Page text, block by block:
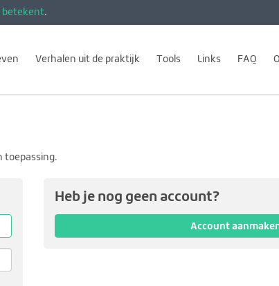
betekent.
Verhalen uit de praktijk Tools Links FAQ
toepassing.
Vergeet
Heb je nog geen account?
Account